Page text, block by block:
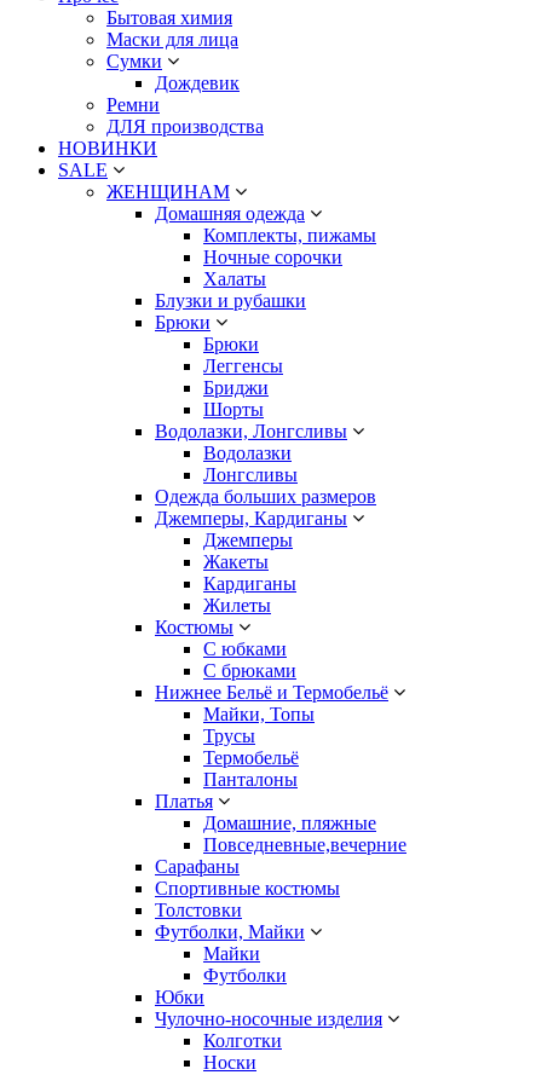
Бытовая химия
Маски для лица
Сумки
Дождевик
Ремни
ДЛЯ производства
НОВИНКИ
SALE
ЖЕНЩИНАМ
Домашняя одежда
Комплекты, пижамы
Ночные сорочки
Халаты
Блузки и рубашки
Брюки
Брюки
Леггенсы
Бриджи
Шорты
Водолазки, Лонгсливы
Водолазки
Лонгсливы
Одежда больших размеров
Джемперы, Кардиганы
Джемперы
Жакеты
Кардиганы
Жилеты
Костюмы
С юбками
С брюками
Нижнее Бельё и Термобельё
Майки, Топы
Трусы
Термобельё
Панталоны
Платья
Домашние, пляжные
Повседневные,вечерние
Сарафаны
Спортивные костюмы
Толстовки
Футболки, Майки
Майки
Футболки
Юбки
Чулочно-носочные изделия
Колготки
Носки